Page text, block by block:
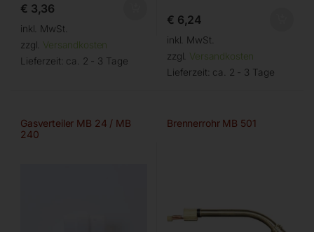
€ 3,36
inkl. MwSt.
zzgl. Versandkosten
Lieferzeit: ca. 2 - 3 Tage
€ 6,24
inkl. MwSt.
zzgl. Versandkosten
Lieferzeit: ca. 2 - 3 Tage
Gasverteiler MB 24 / MB
240
Brennerrohr MB 501